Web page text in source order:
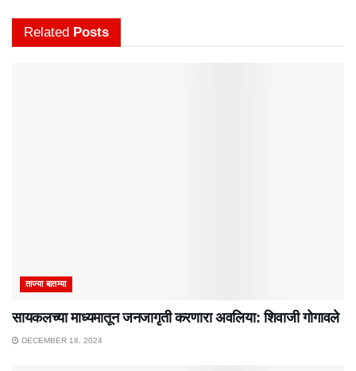
Related Posts
ताज्या बातम्या
सायकलच्या माध्यमातून जनजागृती करणारा अवलिया: शिवाजी गोगावले
DECEMBER 18, 2024